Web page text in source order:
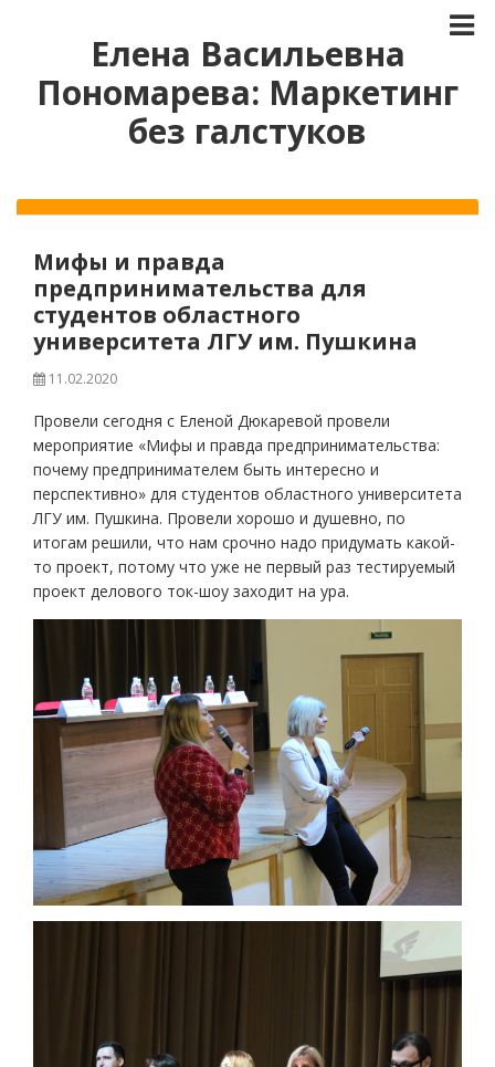
Елена Васильевна
Пономарева: Маркетинг
без галстуков
Мифы и правда
предпринимательства для
студентов областного
университета ЛГУ им. Пушкина
11.02.2020
Провели сегодня с Еленой Дюкаревой провели
мероприятие «Мифы и правда предпринимательства:
почему предпринимателем быть интересно и
перспективно» для студентов областного университета
ЛГУ им. Пушкина. Провели хорошо и душевно, по
итогам решили, что нам срочно надо придумать какой-
то проект, потому что уже не первый раз тестируемый
проект делового ток-шоу заходит на ура.